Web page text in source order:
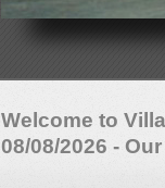
Welcome to
08/08/2026 -